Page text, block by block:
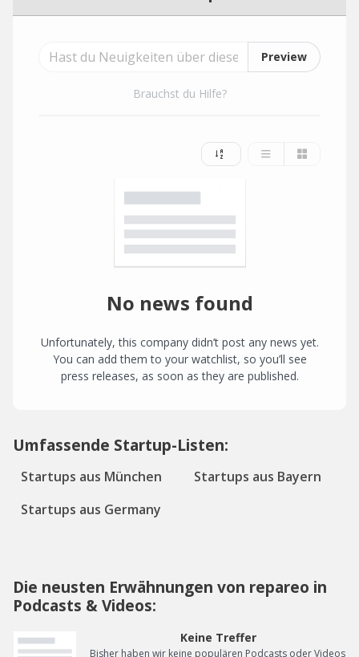
Preview
Brauchst du Hilfe?
No news found
Unfortunately, this company didn’t post any news yet.
You can add them to your watchlist, so you’ll see
press releases, as soon as they are published.
Umfassende Startup-Listen:
Startups aus München
Startups aus Bayern
Startups aus Germany
Die neusten Erwähnungen von repareo in
Podcasts & Videos:
Keine Treffer
Bisher haben wir keine populären Podcasts oder Videos